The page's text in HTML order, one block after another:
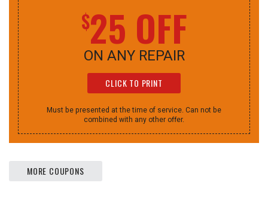
$25 OFF
ON ANY REPAIR
CLICK TO PRINT
Must be presented at the time of service. Can not be
combined with any other offer.
MORE COUPONS